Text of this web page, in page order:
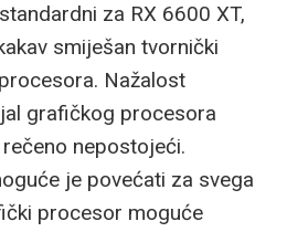
za RX 6600 XT,
smiješan tvornički
Nažalost
grafičkog procesora
nepostojeći.
je povećati za svega
procesor moguće